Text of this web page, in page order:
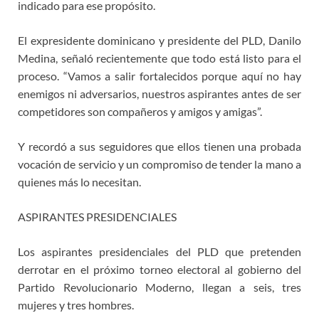
indicado para ese propósito.
El expresidente dominicano y presidente del PLD, Danilo
Medina, señaló recientemente que todo está listo para el
proceso. “Vamos a salir fortalecidos porque aquí no hay
enemigos ni adversarios, nuestros aspirantes antes de ser
competidores son compañeros y amigos y amigas”.
Y recordó a sus seguidores que ellos tienen una probada
vocación de servicio y un compromiso de tender la mano a
quienes más lo necesitan.
ASPIRANTES PRESIDENCIALES
Los aspirantes presidenciales del PLD que pretenden
derrotar en el próximo torneo electoral al gobierno del
Partido Revolucionario Moderno, llegan a seis, tres
mujeres y tres hombres.